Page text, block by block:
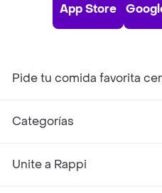
App Store
Pide tu comida favorita
Categorías
Unite a Rappi